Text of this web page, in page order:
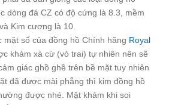
dòng đá CZ có độ cứng là 8.3, mềm
Kim cương là 10.
mặt số của đồng hồ Chính hãng Royal
khảm xà cừ (vỏ trai) tự nhiên nên sẽ
giác ghồ ghề trên bề mặt tuy nhiên
đã được mài phẳng thì kim đồng hồ
được nhé. Mặt khảm khi soi